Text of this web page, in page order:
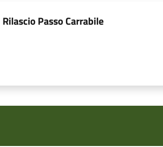
Rilascio Passo Carrabile